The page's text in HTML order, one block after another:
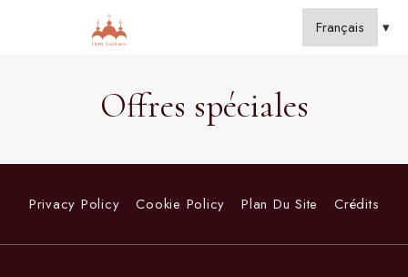
Offres spéciales
Privacy Policy Cookie Policy Plan Du Site Crédits